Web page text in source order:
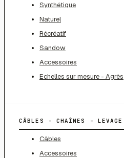
Synthétique
Naturel
Récréatif
Sandow
Accessoires
Echelles sur mesure - Agrès
CÂBLES - CHAÎNES - LEVAGE
Câbles
Accessoires